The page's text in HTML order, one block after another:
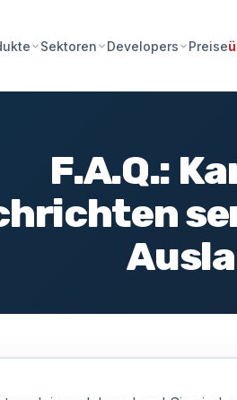
Sektoren Developers Preise
F.A.Q.: